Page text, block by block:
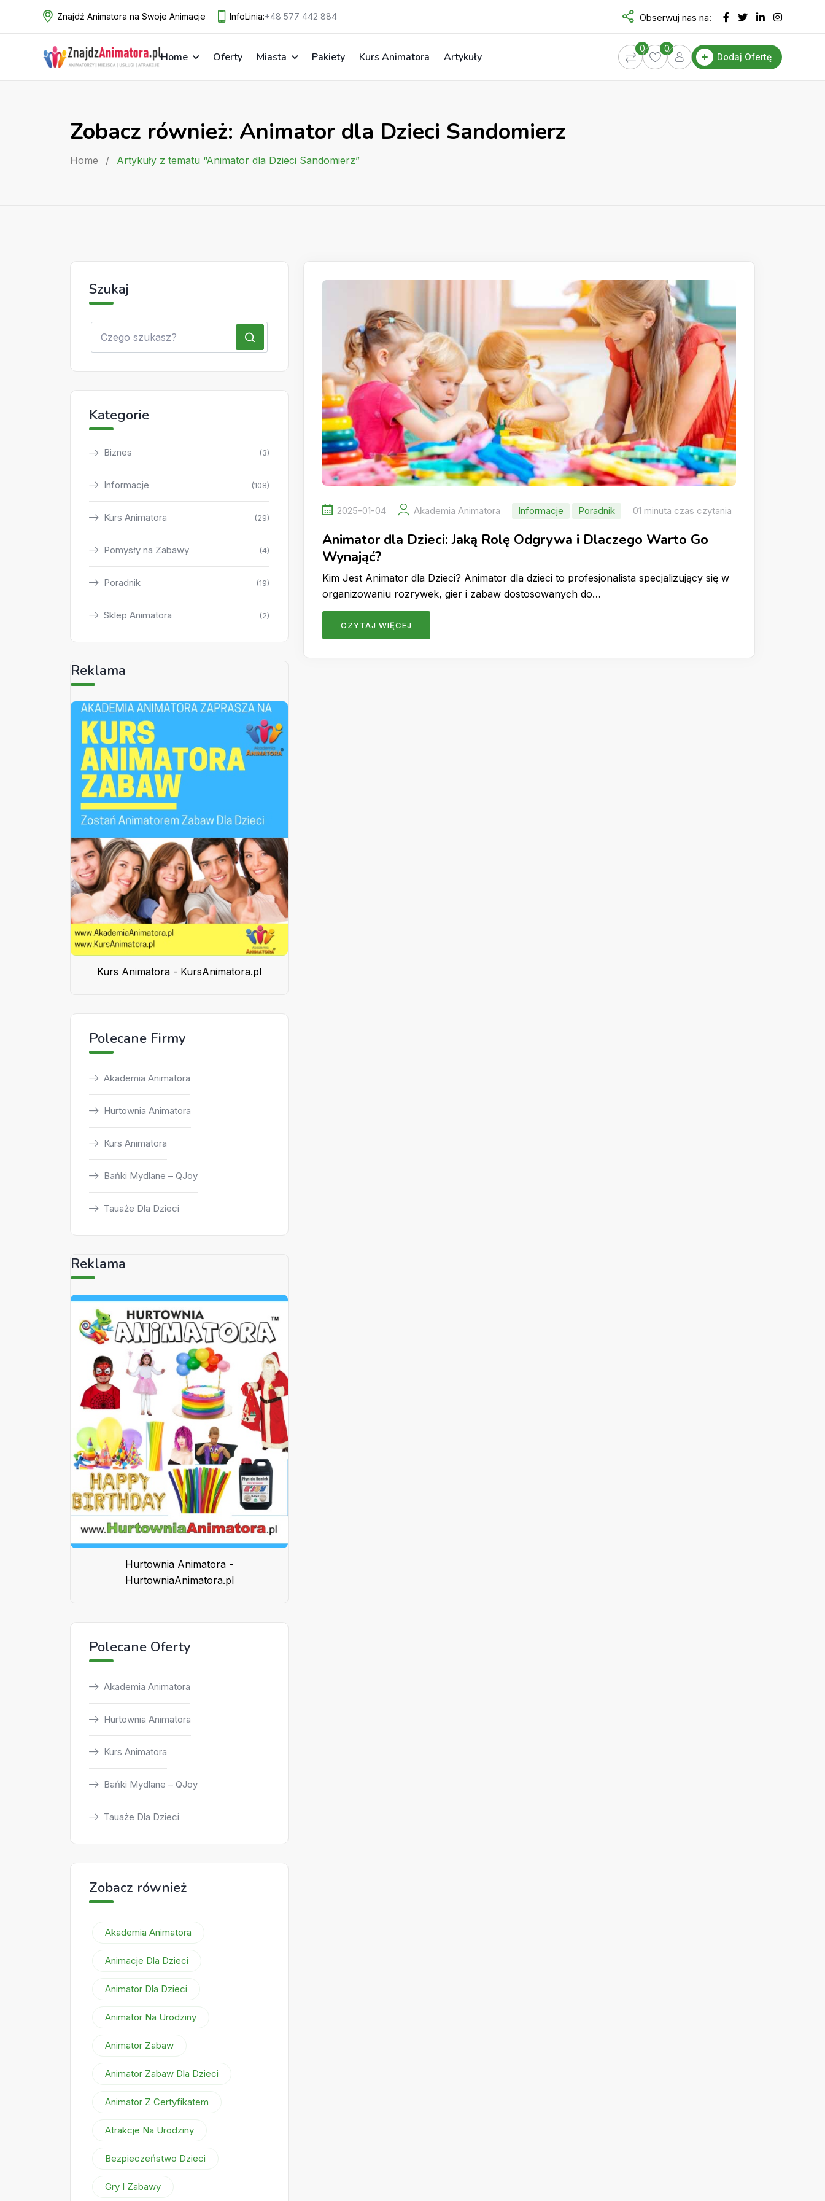
Znajdź Animatora na Swoje Animacje InfoLinia:+48 577 442 884 Obserwuj nas na:
Home Oferty Miasta Pakiety Kurs Animatora Artykuły
0
0
Dodaj Ofertę
Zobacz również: Animator dla Dzieci Sandomierz
Home / Artykuły z tematu “Animator dla Dzieci Sandomierz”
2025-01-04 Akademia Animatora Informacje Poradnik 01 minuta czas czytania
Animator dla Dzieci: Jaką Rolę Odgrywa i Dlaczego Warto Go
Wynająć?
Kim Jest Animator dla Dzieci? Animator dla dzieci to profesjonalista specjalizujący się w
organizowaniu rozrywek, gier i zabaw dostosowanych do…
CZYTAJ WIĘCEJ
Szukaj
Kategorie
Biznes (3)
Informacje (108)
Kurs Animatora (29)
Pomysły na Zabawy (4)
Poradnik (19)
Sklep Animatora (2)
Reklama
Kurs Animatora - KursAnimatora.pl
Polecane Firmy
Akademia Animatora
Hurtownia Animatora
Kurs Animatora
Bańki Mydlane – QJoy
Tauaże Dla Dzieci
Reklama
Hurtownia Animatora -
HurtowniaAnimatora.pl
Polecane Oferty
Akademia Animatora
Hurtownia Animatora
Kurs Animatora
Bańki Mydlane – QJoy
Tauaże Dla Dzieci
Zobacz również
Akademia Animatora
Animacje Dla Dzieci
Animator Dla Dzieci
Animator Na Urodziny
Animator Zabaw
Animator Zabaw Dla Dzieci
Animator Z Certyfikatem
Atrakcje Na Urodziny
Bezpieczeństwo Dzieci
Gry I Zabawy